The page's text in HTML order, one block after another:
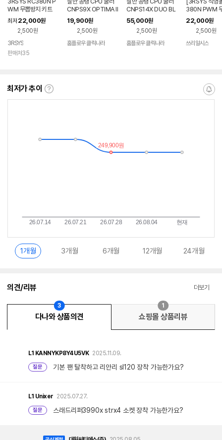
WM 무뽑방지 키트
최저 22,000원
2,500원
3RSYS
판매처35
CNPS9X OPTIMA II
ARGB
19,900원
2,500원
홈플로우 클릭나라
CNPS14X DUO BL
ACK
55,000원
2,500원
홈플로우 클릭나라
380N PWM
지키트
22,000원
2,500원
쓰리알시스
최저가 추이
최
란?
알
1개월 3개월 6개월 12개월 24개월
의견/리뷰 더보기
다나와 상품의견
3
쇼핑몰 상품리뷰
1
L1 KANNYKP8Y4U5VK 2025.11.09.
질문 기본 팬 탈착하고 리안리 sl120 장착 가능한가요?
L1 Unixer 2025.07.27.
질문 스래드리퍼3990x strx4 소켓 장착 가능한가요?